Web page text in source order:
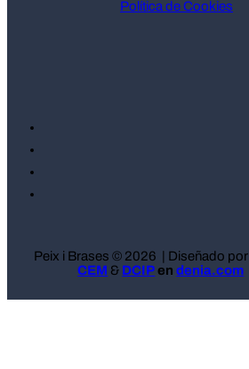
Política de Cookies
Peix i Brases © 2026 | Diseñado por
CEM & DCIP endenia.com